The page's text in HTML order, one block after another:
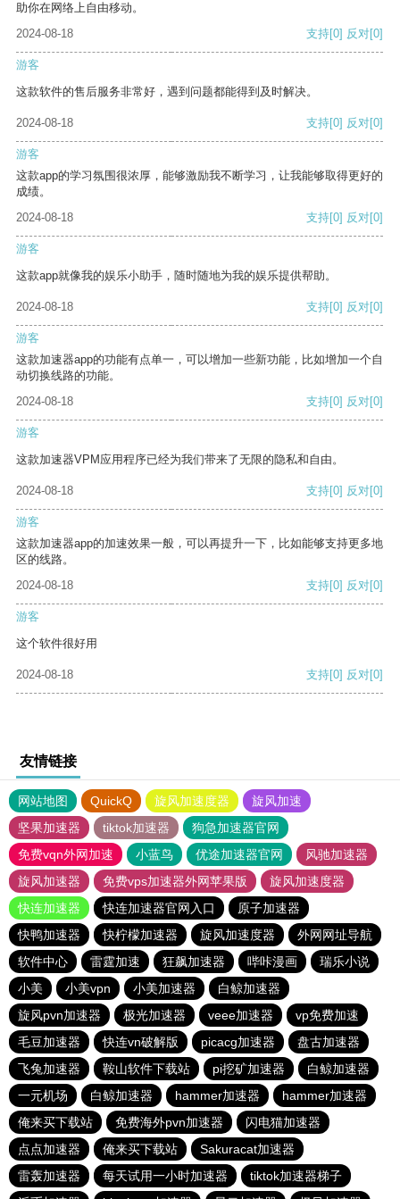
助你在网络上自由移动。
2024-08-18
支持[0] 反对[0]
游客
这款软件的售后服务非常好，遇到问题都能得到及时解决。
2024-08-18 支持[0] 反对[0]
游客
这款app的学习氛围很浓厚，能够激励我不断学习，让我能够取得更好的
成绩。
2024-08-18
支持[0] 反对[0]
游客
这款app就像我的娱乐小助手，随时随地为我的娱乐提供帮助。
2024-08-18 支持[0] 反对[0]
游客
这款加速器app的功能有点单一，可以增加一些新功能，比如增加一个自
动切换线路的功能。
2024-08-18
支持[0] 反对[0]
游客
这款加速器VPM应用程序已经为我们带来了无限的隐私和自由。
2024-08-18 支持[0] 反对[0]
游客
这款加速器app的加速效果一般，可以再提升一下，比如能够支持更多地
区的线路。
2024-08-18
支持[0] 反对[0]
游客
这个软件很好用
2024-08-18 支持[0] 反对[0]
友情链接
网站地图 QuickQ 旋风加速度器
旋风加速
坚果加速器
tiktok加速器
狗急加速器官网
免费vqn外网加速
小蓝鸟 优途加速器官网
风驰加速器
旋风加速器
免费vps加速器外网苹果版
旋风加速度器
快连加速器
快连加速器官网入口
原子加速器
快鸭加速器
快柠檬加速器 旋风加速度器
外网网址导航
软件中心
雷霆加速 狂飙加速器 哔咔漫画
瑞乐小说
小美
小美vpn 小美加速器
白鲸加速器
旋风pvn加速器
极光加速器 veee加速器
vp免费加速
毛豆加速器
快连vn破解版 picacg加速器
盘古加速器
飞兔加速器
鞍山软件下载站 pi挖矿加速器
白鲸加速器
一元机场
白鲸加速器 hammer加速器
hammer加速器
俺来买下载站
免费海外pvn加速器
闪电猫加速器
点点加速器
俺来买下载站
Sakuracat加速器
雷轰加速器
每天试用一小时加速器
tiktok加速器梯子